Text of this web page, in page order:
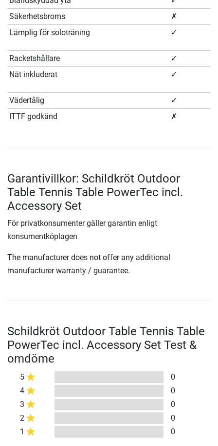
Säkerhetsbroms
✗
Lämplig för soloträning
✓
Racketshållare
✓
Nät inkluderat
✓
Vädertålig
✓
ITTF godkänd
✗
Garantivillkor: Schildkröt Outdoor
Table Tennis Table PowerTec incl.
Accessory Set
För privatkonsumenter gäller garantin enligt
konsumentköplagen
The manufacturer does not offer any additional
manufacturer warranty / guarantee.
Schildkröt Outdoor Table Tennis Table
PowerTec incl. Accessory Set Test &
omdöme
5
0
4
0
3
0
2
0
1
0